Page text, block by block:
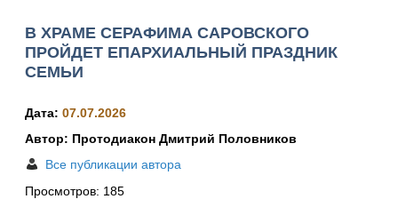
В ХРАМЕ СЕРАФИМА САРОВСКОГО
ПРОЙДЕТ ЕПАРХИАЛЬНЫЙ ПРАЗДНИК
СЕМЬИ
Дата: 07.07.2026
Автор: Протодиакон Дмитрий Половников
Все публикации автора
Просмотров: 185